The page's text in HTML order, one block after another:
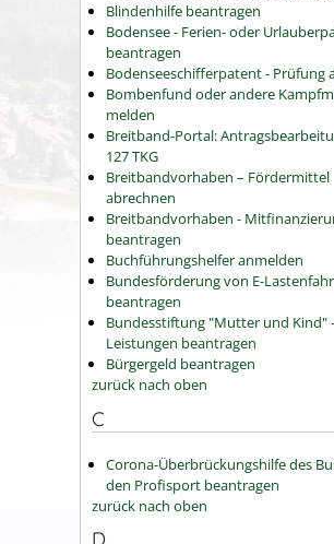
Blindenhilfe beantragen
Bodensee - Ferien- oder
beantragen
Bodenseeschifferpatent - Prüfung
Bombenfund oder andere
melden
Breitband-Portal:
127 TKG
Breitbandvorhaben – Fördermittel
abrechnen
Breitbandvorhaben -
beantragen
Buchführungshelfer anmelden
Bundesförderung von E-
beantragen
Bundesstiftung "Mutter und Kind" -
Leistungen beantragen
Bürgergeld beantragen
zurück nach oben
C
Corona-Überbrückungshilfe des
den Profisport beantragen
zurück nach oben